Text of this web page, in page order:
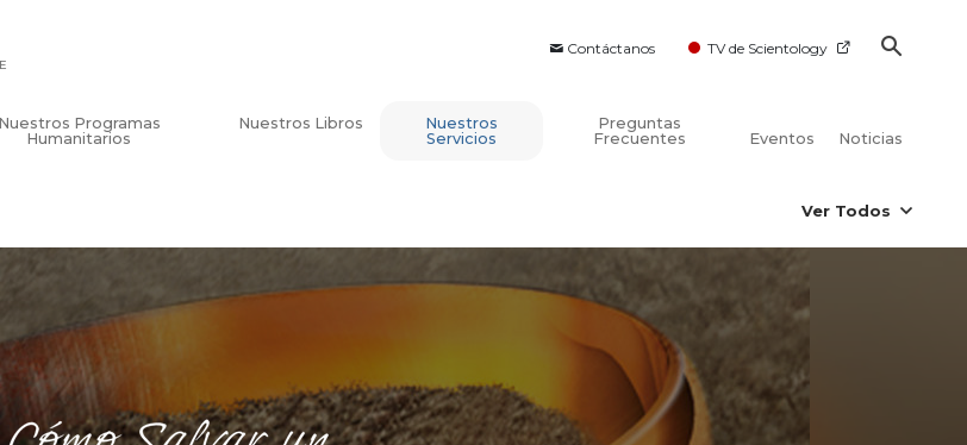
Contáctanos TV de Scientology
Nuestros Programas
Humanitarios
Nuestros Libros
Nuestros
Servicios
Preguntas
Frecuentes
Eventos Noticias
Ver Todos